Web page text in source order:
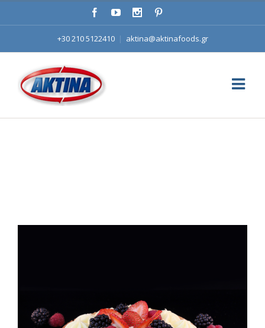
+30 210 5122410 | aktina@aktinafoods.gr